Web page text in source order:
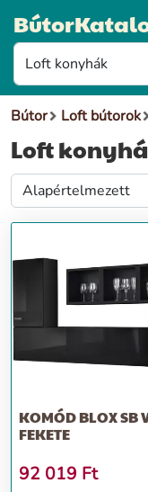
Bútor Loft bútorok
Loft
KOMÓD BLOX SB
FEKETE
92 019 Ft